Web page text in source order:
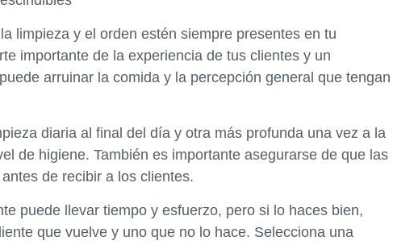
limpieza y el orden estén siempre presentes en tu
importante de la experiencia de tus clientes y un
arruinar la comida y la percepción general que tengan
diaria al final del día y otra más profunda una vez a la
de higiene. También es importante asegurarse de que las
de recibir a los clientes.
puede llevar tiempo y esfuerzo, pero si lo haces bien,
que vuelve y uno que no lo hace. Selecciona una